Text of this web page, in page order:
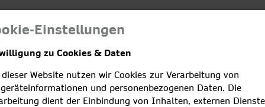
E-Mobilität Telekommunikation
Einstellungen
zu Cookies & Daten
Website nutzen wir Cookies zur Verarbeitung von
und personenbezogenen Daten. Die
dient der Einbindung von Inhalten, externen